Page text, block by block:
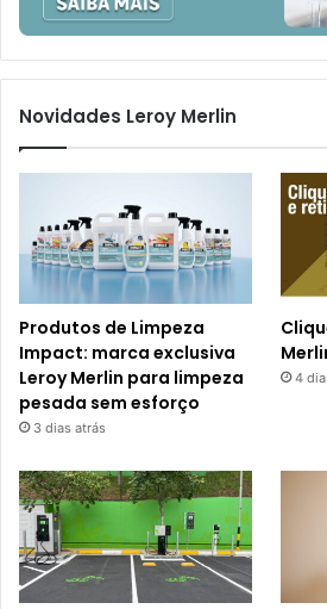
Novidades Leroy Merlin
Produtos de Limpeza
Impact: marca exclusiva
Leroy Merlin para limpeza
pesada sem esforço
3 dias atrás
4